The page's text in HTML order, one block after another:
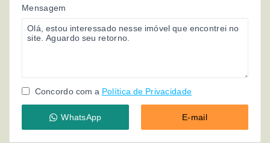
Mensagem
Concordo com a Política de Privacidade
WhatsApp E-mail